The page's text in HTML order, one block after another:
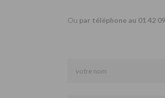
Ou par téléphone au 01 42